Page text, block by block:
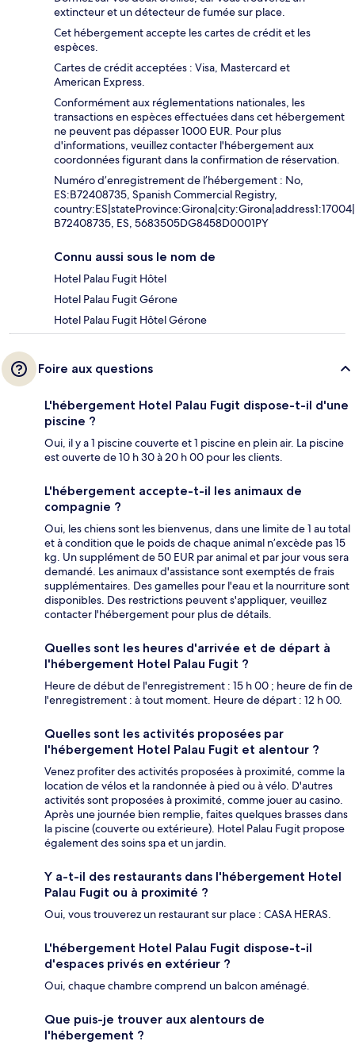
extincteur et un détecteur de fumée sur place.
Cet hébergement accepte les cartes de crédit et les
espèces.
Cartes de crédit acceptées : Visa, Mastercard et
American Express.
Conformément aux réglementations nationales, les
transactions en espèces effectuées dans cet hébergement
ne peuvent pas dépasser 1000 EUR. Pour plus
d'informations, veuillez contacter l'hébergement aux
coordonnées figurant dans la confirmation de réservation.
Numéro d’enregistrement de l’hébergement : No,
ES:B72408735, Spanish Commercial Registry,
B72408735, ES, 5683505DG8458D0001PY
Connu aussi sous le nom de
Hotel Palau Fugit Hôtel
Hotel Palau Fugit Gérone
Hotel Palau Fugit Hôtel Gérone
Foire aux questions
L'hébergement Hotel Palau Fugit dispose-t-il d'une
piscine ?
Oui, il y a 1 piscine couverte et 1 piscine en plein air. La piscine
est ouverte de 10 h 30 à 20 h 00 pour les clients.
L'hébergement accepte-t-il les animaux de
compagnie ?
Oui, les chiens sont les bienvenus, dans une limite de 1 au total
et à condition que le poids de chaque animal n’excède pas 15
kg. Un supplément de 50 EUR par animal et par jour vous sera
demandé. Les animaux d'assistance sont exemptés de frais
supplémentaires. Des gamelles pour l'eau et la nourriture sont
disponibles. Des restrictions peuvent s'appliquer, veuillez
contacter l'hébergement pour plus de détails.
Quelles sont les heures d'arrivée et de départ à
l'hébergement Hotel Palau Fugit ?
Heure de début de l'enregistrement : 15 h 00 ; heure de fin de
l'enregistrement : à tout moment. Heure de départ : 12 h 00.
Quelles sont les activités proposées par
l'hébergement Hotel Palau Fugit et alentour ?
Venez profiter des activités proposées à proximité, comme la
location de vélos et la randonnée à pied ou à vélo. D'autres
activités sont proposées à proximité, comme jouer au casino.
Après une journée bien remplie, faites quelques brasses dans
la piscine (couverte ou extérieure). Hotel Palau Fugit propose
également des soins spa et un jardin.
Y a-t-il des restaurants dans l'hébergement Hotel
Palau Fugit ou à proximité ?
Oui, vous trouverez un restaurant sur place : CASA HERAS.
L'hébergement Hotel Palau Fugit dispose-t-il
d'espaces privés en extérieur ?
Oui, chaque chambre comprend un balcon aménagé.
Que puis-je trouver aux alentours de
l'hébergement ?